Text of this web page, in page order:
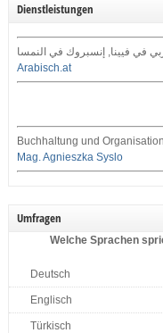
Dienstleistungen
في فيينا, إنسبروك في النمسا
Arabisch.at
Buchhaltung und
Mag. Agnieszka Syslo
Umfragen
Welche Sprachen
Deutsch
Englisch
Türkisch